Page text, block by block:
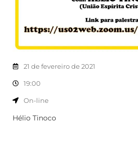
21 de fevereiro de 2021
19:00
On-line
Hélio Tinoco